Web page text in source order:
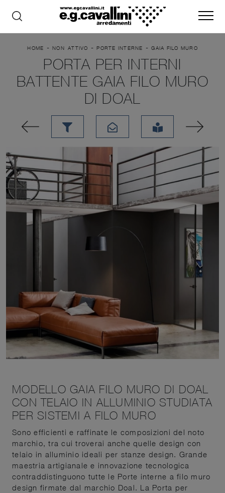
HOME - NON_ATTIVO -PORTE INTERNE -GAIA FILO MURO
PORTA PER INTERNI
BATTENTE GAIA FILO MURO
DI DOAL
MODELLO GAIA FILO MURO DI DOAL
CON TELAIO IN ALLUMINIO STUDIATA
PER SISTEMI A FILO MURO
Sono efficienti e raffinate le composizioni del noto
marchio, tra cui troverai anche quelle design con
telaio in alluminio ideali per stanze design. Grande
maestria artigianale e innovazione tecnologica
contraddistinguono tutte le Porte interne a filo muro
design firmate dal marchio Doal. La Porta per